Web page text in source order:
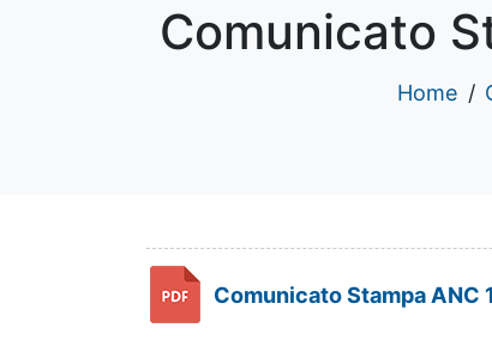
Comunicato
Home
Comunicato Stampa ANC